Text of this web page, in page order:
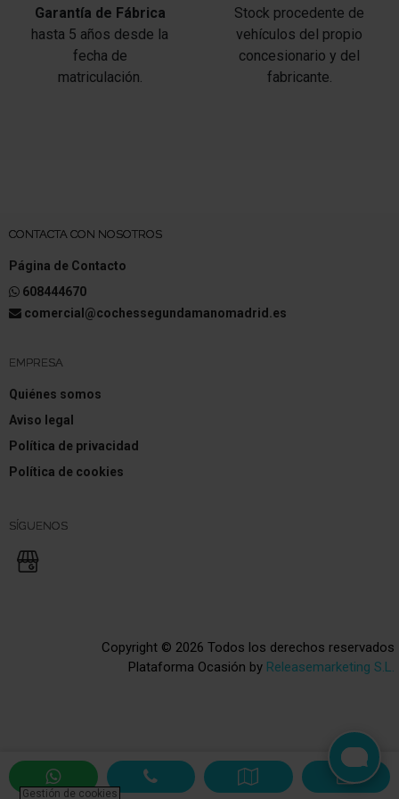
Asistente a la conducción: Freno de emergencia
Asistente del freno
Columna de dirección (Volante) regulable en
Dirección asistida Dependiente de la velocidad
Programa electrónico de estabilidad (ESP)
Eco "Moda" (Conmutador del modo de conducción)
Motor 1,5 Ltr. - 66 kW dCi Diesel FAP Energy
Garantía de Fábrica
hasta 5 años desde la
fecha de
matriculación.
Stock procedente de
vehículos del propio
concesionario y del
fabricante.
CONTACTA CON NOSOTROS
Página de Contacto
608444670
comercial@cochessegundamanomadrid.es
EMPRESA
Quiénes somos
Aviso legal
Política de privacidad
Política de cookies
SÍGUENOS
Copyright © 2026 Todos los derechos reservados
Plataforma Ocasión by Releasemarketing S.L.
Gestión de cookies